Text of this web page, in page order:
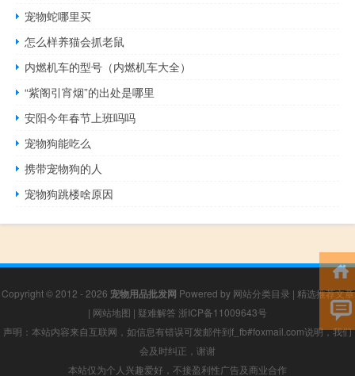
宠物蛇哪里买
怎么样养猫会抓老鼠
内燃机车的型号（内燃机车大全）
“紫阁引宵烟”的出处是哪里
安阳今年春节上班吗吗
宠物狗能吃么
携带宠物狗的人
宠物狗跳楼啥原因
Copyright © 2012 - 2026 宠物用品批发网 Powered by 网站分类目录 | 精选推荐文章
| 网站地图 | 疑难解答 浙ICP备11009643号
声明：本站内容来自互联网，如信息有错误可发邮件到f_fb#foxmail.com说明，我们
会及时纠正，谢谢
本站仅为个人兴趣爱好，不接盈利性广告及商业合作